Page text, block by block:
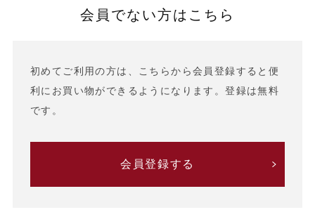
会員でない方はこちら
初めてご利用の方は、こちらから会員登録すると便
利にお買い物ができるようになります。登録は無料
です。
会員登録する